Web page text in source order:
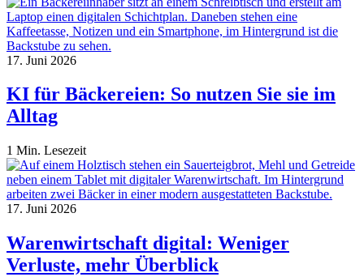
17. Juni 2026
KI für Bäckereien: So nutzen Sie sie im
Alltag
1 Min. Lesezeit
17. Juni 2026
Warenwirtschaft digital: Weniger
Verluste, mehr Überblick